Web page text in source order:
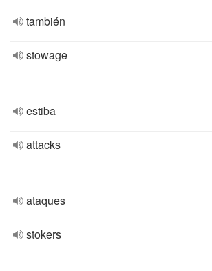
también
stowage
estiba
attacks
ataques
stokers